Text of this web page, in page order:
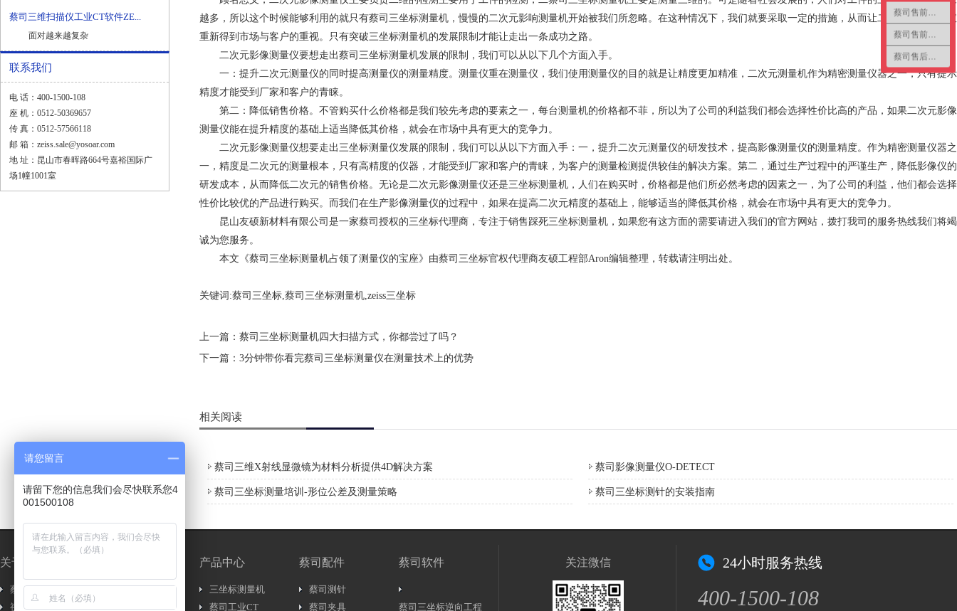
蔡司三维扫描仪工业CT软件ZE...
面对越来越复杂
联系我们
电 话：400-1500-108
座 机：0512-50369657
传 真：0512-57566118
邮 箱：zeiss.sale@yosoar.com
地 址：昆山市春晖路664号嘉裕国际广
场1幢1001室
越多，所以这个时候能够利用的就只有蔡司三坐标测量机，慢慢的二次元影响测量机开始被我们所忽略。在这种情况下，我们就要采取一定的措施，从而让二次元影像测量仪
重新得到市场与客户的重视。只有突破三坐标测量机的发展限制才能让走出一条成功之路。
二次元影像测量仪要想走出蔡司三坐标测量机发展的限制，我们可以从以下几个方面入手。
一：提升二次元测量仪的同时提高测量仪的测量精度。测量仪重在测量仪，我们使用测量仪的目的就是让精度更加精准，二次元测量机作为精密测量仪器之一，只有提示
精度才能受到厂家和客户的青睐。
第二：降低销售价格。不管购买什么价格都是我们较先考虑的要素之一，每台测量机的价格都不菲，所以为了公司的利益我们都会选择性价比高的产品，如果二次元影像
测量仪能在提升精度的基础上适当降低其价格，就会在市场中具有更大的竞争力。
二次元影像测量仪想要走出三坐标测量仪发展的限制，我们可以从以下方面入手：一，提升二次元测量仪的研发技术，提高影像测量仪的测量精度。作为精密测量仪器之
一，精度是二次元的测量根本，只有高精度的仪器，才能受到厂家和客户的青睐，为客户的测量检测提供较佳的解决方案。第二，通过生产过程中的严谨生产，降低影像仪的
研发成本，从而降低二次元的销售价格。无论是二次元影像测量仪还是三坐标测量机，人们在购买时，价格都是他们所必然考虑的因素之一，为了公司的利益，他们都会选择
性价比较优的产品进行购买。而我们在生产影像测量仪的过程中，如果在提高二次元精度的基础上，能够适当的降低其价格，就会在市场中具有更大的竞争力。
昆山友硕新材料有限公司是一家蔡司授权的三坐标代理商，专注于销售踩死三坐标测量机 ，如果您有这方面的需要请进入我们的官方网站，拨打我司的服务热线我们将竭
诚为您服务。
本文《蔡司三坐标测量机占领了测量仪的宝座》由蔡司三坐标官权代理商友硕工程部Aron编辑整理，转载请注明出处。
关键词:蔡司三坐标,蔡司三坐标测量机,zeiss三坐标
上一篇： 蔡司三坐标测量机四大扫描方式，你都尝过了吗？
下一篇： 3分钟带你看完蔡司三坐标测量仪在测量技术上的优势
相关阅读
蔡司三维X射线显微镜为材料分析提供4D解决方案 蔡司影像测量仪O-DETECT
蔡司三坐标测量培训-形位公差及测量策略 蔡司三坐标测针的安装指南
关于我们
蔡司简介
视频介绍
新闻资讯..
行内新闻..
产品中心
三坐标测量机
蔡司工业CT
蔡司配件
蔡司测针
蔡司夹具
蔡司软件
蔡司三坐标逆向工程
关注微信 24小时服务热线
400-1500-108
蔡司售前咨询1
蔡司售前咨询2
蔡司售后咨询
请您留言
请留下您的信息我们会尽快联系您4
001500108